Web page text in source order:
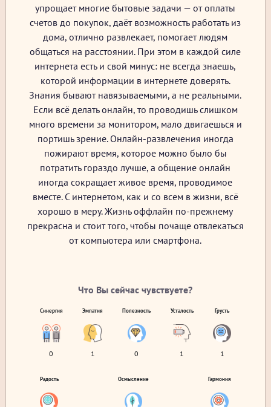
упрощает многие бытовые задачи — от оплаты
счетов до покупок, даёт возможность работать из
дома, отлично развлекает, помогает людям
общаться на расстоянии. При этом в каждой силе
интернета есть и свой минус: не всегда знаешь,
которой информации в интернете доверять.
Знания бывают навязываемыми, а не реальными.
Если всё делать онлайн, то проводишь слишком
много времени за монитором, мало двигаешься и
портишь зрение. Онлайн-развлечения иногда
пожирают время, которое можно было бы
потратить гораздо лучше, а общение онлайн
иногда сокращает живое время, проводимое
вместе. С интернетом, как и со всем в жизни, всё
хорошо в меру. Жизнь оффлайн по-прежнему
прекрасна и стоит того, чтобы почаще отвлекаться
от компьютера или смартфона.
Что Вы сейчас чувствуете?
Синергия
0
Эмпатия
1
Полезность
0
Усталость
1
Грусть
1
Радость Осмысление Гармония